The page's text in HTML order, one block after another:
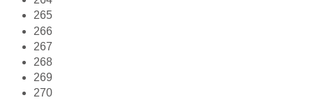
265
266
267
268
269
270